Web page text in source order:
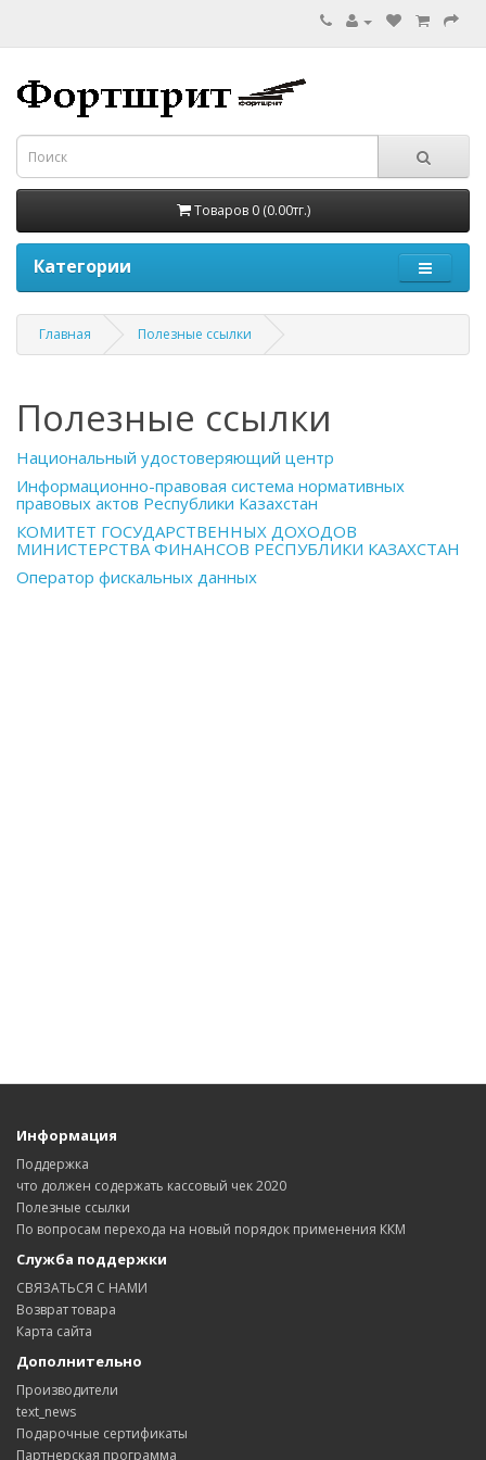
Товаров 0 (0.00тг.)
Категории
Главная Полезные ссылки
Полезные ссылки
Национальный удостоверяющий центр
Информационно-правовая система нормативных
правовых актов Республики Казахстан
КОМИТЕТ ГОСУДАРСТВЕННЫХ ДОХОДОВ
МИНИСТЕРСТВА ФИНАНСОВ РЕСПУБЛИКИ КАЗАХСТАН
Оператор фискальных данных
Информация
Поддержка
что должен содержать кассовый чек 2020
Полезные ссылки
По вопросам перехода на новый порядок применения ККМ
Служба поддержки
СВЯЗАТЬСЯ С НАМИ
Возврат товара
Карта сайта
Дополнительно
Производители
text_news
Подарочные сертификаты
Партнерская программа